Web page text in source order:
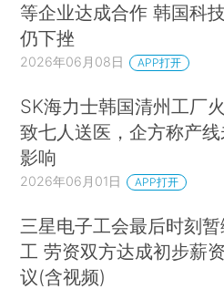
等企业达成合作 韩国科
仍下挫
2026年06月08日 APP打开
SK海力士韩国清州工厂
致七人送医，企方称产
影响
2026年06月01日 APP打开
三星电子工会最后时刻
工 劳资双方达成初步薪
议(含视频)